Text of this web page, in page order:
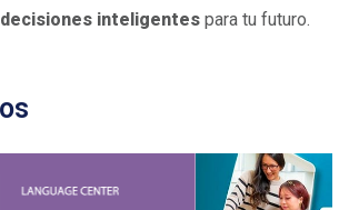
inteligentes para tu futuro.